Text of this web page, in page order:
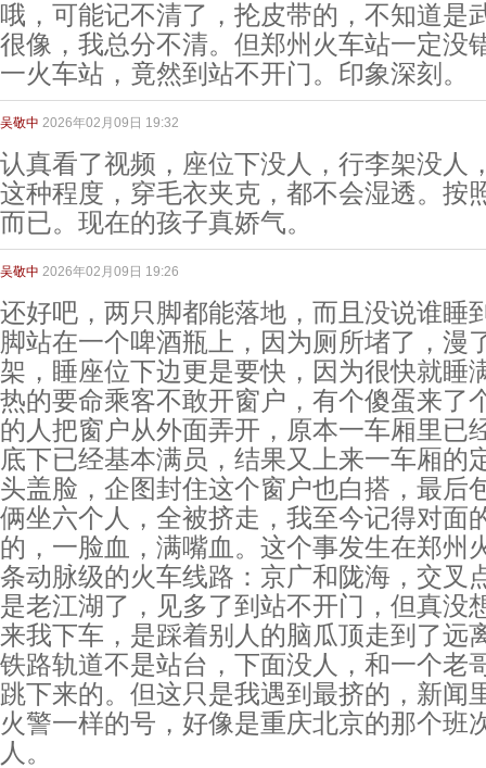
哦，可能记不清了，抡皮带的，不知道是
很像，我总分不清。但郑州火车站一定没
一火车站，竟然到站不开门。印象深刻。
吴敬中 2026年02月09日 19:32
认真看了视频，座位下没人，行李架没人
这种程度，穿毛衣夹克，都不会湿透。按
而已。现在的孩子真娇气。
吴敬中 2026年02月09日 19:26
还好吧，两只脚都能落地，而且没说谁睡
脚站在一个啤酒瓶上，因为厕所堵了，漫
架，睡座位下边更是要快，因为很快就睡
热的要命乘客不敢开窗户，有个傻蛋来了
的人把窗户从外面弄开，原本一车厢里已
底下已经基本满员，结果又上来一车厢的
头盖脸，企图封住这个窗户也白搭，最后
俩坐六个人，全被挤走，我至今记得对面
的，一脸血，满嘴血。这个事发生在郑州
条动脉级的火车线路：京广和陇海，交叉
是老江湖了，见多了到站不开门，但真没
来我下车，是踩着别人的脑瓜顶走到了远
铁路轨道不是站台，下面没人，和一个老
跳下来的。但这只是我遇到最挤的，新闻
火警一样的号，好像是重庆北京的那个班
人。